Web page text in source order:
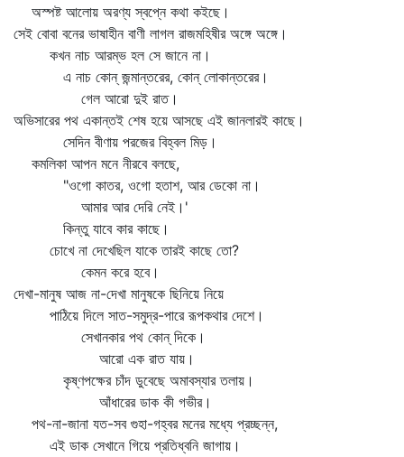
অস্পষ্ট আলোয় অরণ্য স্বপ্নে কথা কইছে।
সেই বোবা বনের ভাষাহীন বাণী লাগল রাজমহিষীর অঙ্গে অঙ্গে।
কখন নাচ আরম্ভ হল সে জানে না।
এ নাচ কোন্‌ জন্মান্তরের, কোন্‌ লোকান্তরের।
গেল আরো দুই রাত।
অভিসারের পথ একান্তই শেষ হয়ে আসছে এই জানলারই কাছে।
সেদিন বীণায় পরজের বিহ্বল মিড়।
কমলিকা আপন মনে নীরবে বলছে,
"ওগো কাতর, ওগো হতাশ, আর ডেকো না।
আমার আর দেরি নেই।'
কিন্তু যাবে কার কাছে।
চোখে না দেখেছিল যাকে তারই কাছে তো?
কেমন করে হবে।
দেখা-মানুষ আজ না-দেখা মানুষকে ছিনিয়ে নিয়ে
পাঠিয়ে দিলে সাত-সমুদ্র-পারে রূপকথার দেশে।
সেখানকার পথ কোন্‌ দিকে।
আরো এক রাত যায়।
কৃষ্ণপক্ষের চাঁদ ডুবেছে অমাবস্যার তলায়।
আঁধারের ডাক কী গভীর।
পথ-না-জানা যত-সব গুহা-গহ্বর মনের মধ্যে প্রচ্ছন্ন,
এই ডাক সেখানে গিয়ে প্রতিধ্বনি জাগায়।